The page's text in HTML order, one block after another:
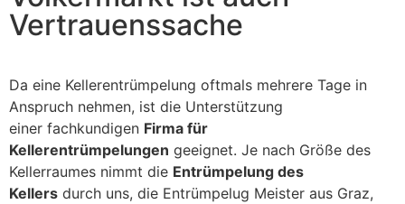
Vertrauenssache
Da eine Kellerentrümpelung oftmals mehrere Tage in
Anspruch nehmen, ist die Unterstützung
einer fachkundigen Firma für
Kellerentrümpelungen geeignet. Je nach Größe des
Kellerraumes nimmt die Entrümpelung des
Kellers durch uns, die Entrümpelug Meister aus Graz,